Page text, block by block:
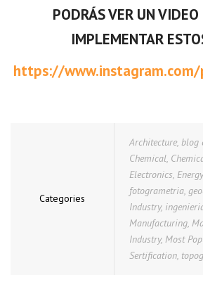
PODRÁS VER UN
IMPLEMENTAR
https://www.instagram.com/
Categories
Architecture, blog
Chemical
Electronics Energy
fotogrametria
Industry,
Manufacturing
Industry, Most
Sertification